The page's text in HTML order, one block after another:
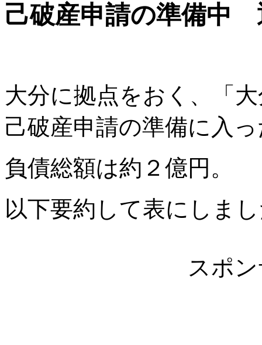
己破産申請の準備中
大分に拠点をおく、「
己破産申請の準備に入
負債総額は約２億円。
以下要約して表にしま
スポ